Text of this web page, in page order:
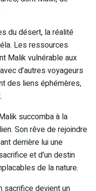
du désert, la réalité
Les ressources
Malik vulnérable aux
d’autres voyageurs
des liens éphémères,
succomba à la
Son rêve de rejoindre
derrière lui une
et d’un destin
de la nature.
sacrifice devient un